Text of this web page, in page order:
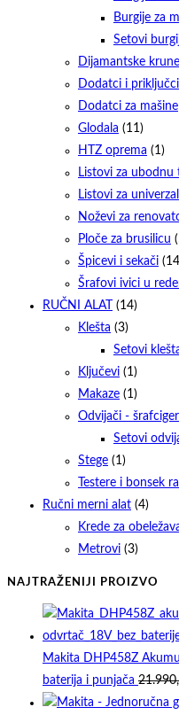
Burgije za
Setovi
Dijamantske
Dodatci i
Dodatci za mašine
Glodala (11)
HTZ oprema (1)
Listovi za ubodnu
Listovi za
Noževi za
Ploče za brusilicu
Špicevi i sekači
Šrafovi ivici u
RUČNI ALAT
(14)
Klešta (3)
Setovi
Ključevi (1)
Makaze (1)
Odvijači -
Setovi
Stege (1)
Testere i bonsek
Ručni merni alat (4)
Krede za
Metrovi (3)
NAJTRAŽENIJI PROIZVO
Makita DHP458Z
baterija i punjača